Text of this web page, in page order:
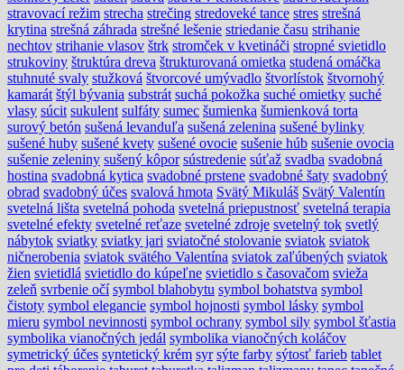
stravovací režim strecha strečing stredoveké tance stres strešná
krytina strešná záhrada strešné lešenie striedanie času strihanie
nechtov strihanie vlasov štrk stromček v kvetináči stropné svietidlo
strukoviny štruktúra dreva štrukturovaná omietka studená omáčka
stuhnuté svaly stužková štvorcové umývadlo štvorlístok štvornohý
kamarát štýl bývania substrát suchá pokožka suché omietky suché
vlasy súcit sukulent sulfáty sumec šumienka šumienková torta
surový betón sušená levanduľa sušená zelenina sušené bylinky
sušené huby sušené kvety sušené ovocie sušenie húb sušenie ovocia
sušenie zeleniny sušený kôpor sústredenie súťaž svadba svadobná
hostina svadobná kytica svadobné prstene svadobné šaty svadobný
obrad svadobný účes svalová hmota Svätý Mikuláš Svätý Valentín
svetelná lišta svetelná pohoda svetelná priepustnosť svetelná terapia
svetelné efekty svetelné reťaze svetelné zdroje svetelný tok svetlý
nábytok sviatky sviatky jari sviatočné stolovanie sviatok sviatok
ničnerobenia sviatok svätého Valentína sviatok zaľúbených sviatok
žien svietidlá svietidlo do kúpeľne svietidlo s časovačom svieža
zeleň svrbenie očí symbol blahobytu symbol bohatstva symbol
čistoty symbol elegancie symbol hojnosti symbol lásky symbol
mieru symbol nevinnosti symbol ochrany symbol sily symbol šťastia
symbolika vianočných jedál symbolika vianočných koláčov
symetrický účes syntetický krém syr sýte farby sýtosť farieb tablet